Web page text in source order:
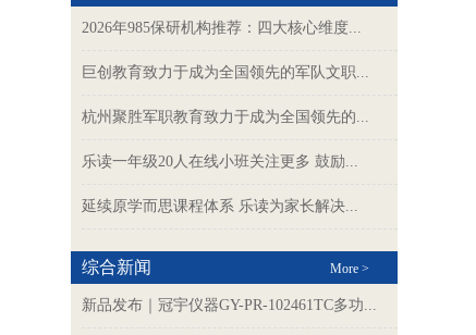
2026年985保研机构推荐：四大核心维度...
巨创教育致力于成为全国领先的军队文职...
杭州聚胜军职教育致力于成为全国领先的...
乐读一年级20人在线小班关注更多 鼓励...
延续原学而思课程体系 乐读为家长解决...
综合新闻 More >
新品发布｜冠宇仪器GY-PR-102461TC多功...